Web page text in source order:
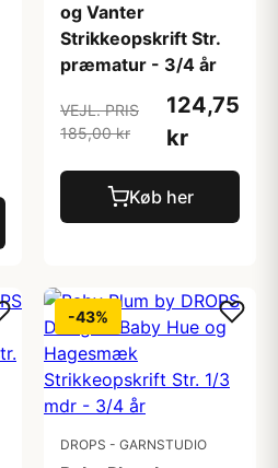
og Vanter
Strikkeopskrift Str.
præmatur - 3/4 år
VEJL. PRIS
185,00 kr
124,75
kr
Køb her
-43%
DROPS - GARNSTUDIO